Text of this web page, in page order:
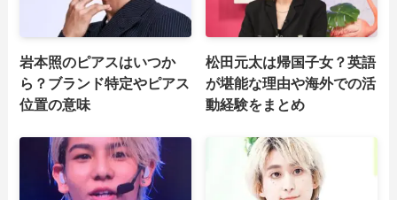
岩本照のピアスはいつか
ら？ブランド特定やピアス
位置の意味
松田元太は帰国子女？英語
が堪能な理由や海外での活
動経験をまとめ